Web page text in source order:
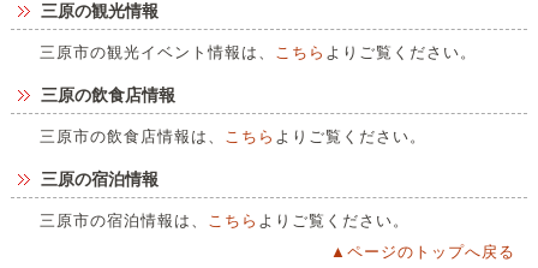
三原の観光情報
三原市の観光イベント情報は、 こちら よりご覧ください。
三原の飲食店情報
三原市の飲食店情報は、 こちら よりご覧ください。
三原の宿泊情報
三原市の宿泊情報は、 こちら よりご覧ください。
▲ページのトップへ戻る